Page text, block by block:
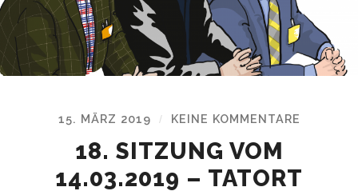
15. MÄRZ 2019 / KEINE KOMMENTARE
18. SITZUNG VOM
14.03.2019 – TATORT